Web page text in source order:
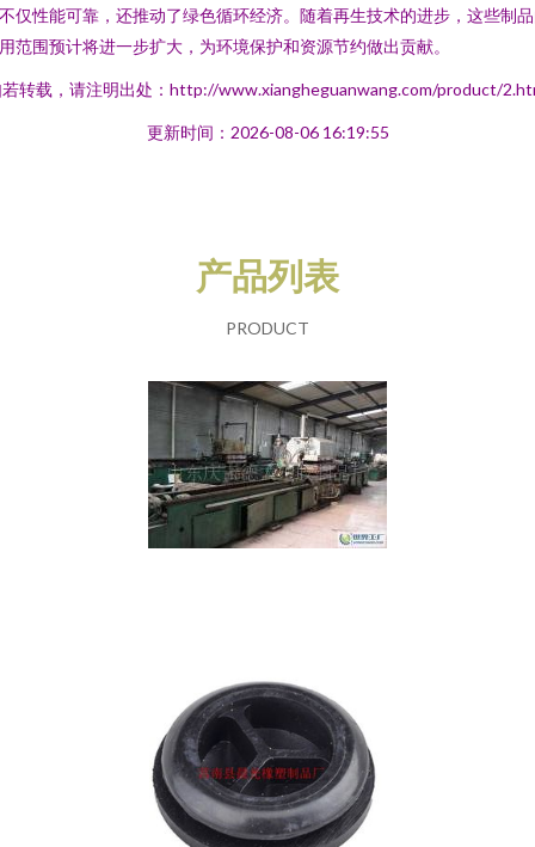
仅性能可靠，还推动了绿色循环经济。随着再生技术的进步，这些制
范围预计将进一步扩大，为环境保护和资源节约做出贡献。
转载，请注明出处：http://www.xiangheguanwang.com/product/
更新时间：2026-08-06 16:19:55
产品列表
PRODUCT